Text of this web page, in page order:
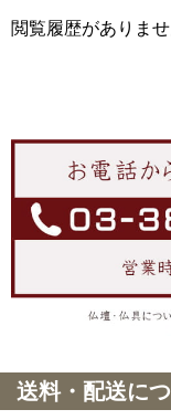
閲覧履歴がありま
送料・配送に